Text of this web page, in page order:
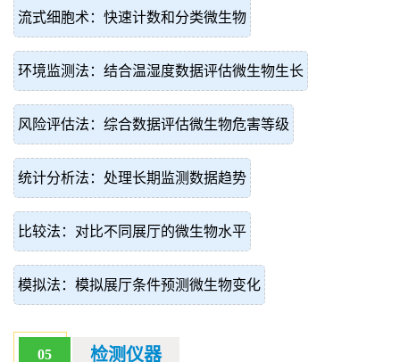
流式细胞术：快速计数和分类微生物
环境监测法：结合温湿度数据评估微生物生长
风险评估法：综合数据评估微生物危害等级
统计分析法：处理长期监测数据趋势
比较法：对比不同展厅的微生物水平
模拟法：模拟展厅条件预测微生物变化
05 检测仪器